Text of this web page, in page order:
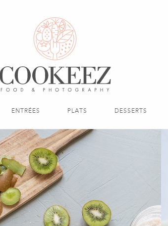
ENTRÉES PLATS DESSERTS